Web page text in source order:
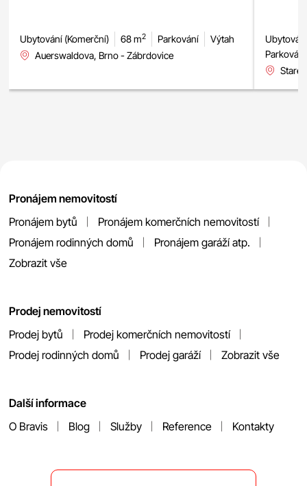
Ubytování (Komerční) 68 m2 Parkování
Výtah
Auerswaldova, Brno - Zábrdovice
Parkování
Staré
Pronájem nemovitostí
Pronájem bytů
Pronájem komerčních nemovitostí
Pronájem rodinných domů
Pronájem garáží atp.
Zobrazit vše
Prodej nemovitostí
Prodej bytů
Prodej komerčních nemovitostí
Prodej rodinných domů
Prodej garáží Zobrazit vše
Další informace
O Bravis
Blog Služby Reference Kontakty